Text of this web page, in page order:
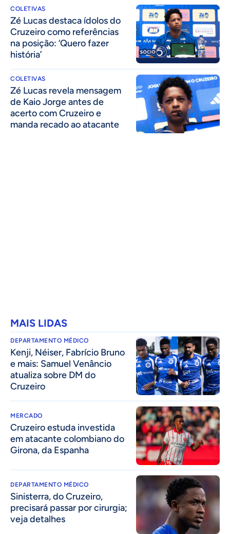
COLETIVAS
Zé Lucas destaca ídolos do
Cruzeiro como referências
na posição: ‘Quero fazer
história’
COLETIVAS
Zé Lucas revela mensagem
de Kaio Jorge antes de
acerto com Cruzeiro e
manda recado ao atacante
MAIS LIDAS
DEPARTAMENTO MÉDICO
Kenji, Néiser, Fabrício Bruno
e mais: Samuel Venâncio
atualiza sobre DM do
Cruzeiro
MERCADO
Cruzeiro estuda investida
em atacante colombiano do
Girona, da Espanha
DEPARTAMENTO MÉDICO
Sinisterra, do Cruzeiro,
precisará passar por cirurgia;
veja detalhes